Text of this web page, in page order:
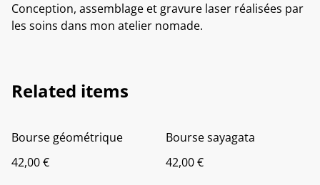
Conception, assemblage et gravure laser réalisées par
les soins dans mon atelier nomade.
Related items
Bourse géométrique
42,00 €
Bourse sayagata
42,00 €